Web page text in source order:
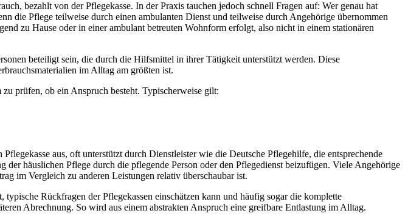
bezahlt von der Pflegekasse. In der Praxis tauchen jedoch schnell Fragen auf: Wer genau hat
die Pflege teilweise durch einen ambulanten Dienst und teilweise durch Angehörige übernommen
zu Hause oder in einer ambulant betreuten Wohnform erfolgt, also nicht in einem stationären
beteiligt sein, die durch die Hilfsmittel in ihrer Tätigkeit unterstützt werden. Diese
im Alltag am größten ist.
prüfen, ob ein Anspruch besteht. Typischerweise gilt:
aus, oft unterstützt durch Dienstleister wie die Deutsche Pflegehilfe, die entsprechende
häuslichen Pflege durch die pflegende Person oder den Pflegedienst beizufügen. Viele Angehörige
im Vergleich zu anderen Leistungen relativ überschaubar ist.
Rückfragen der Pflegekassen einschätzen kann und häufig sogar die komplette
Abrechnung. So wird aus einem abstrakten Anspruch eine greifbare Entlastung im Alltag.